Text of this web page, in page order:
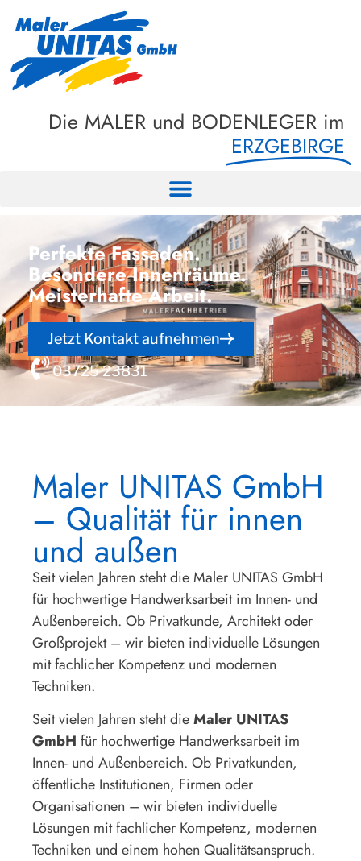
Die MALER und BODENLEGER im
ERZGEBIRGE
Perfekte Fassaden.
Besondere Innenräume.
Meisterhafte Arbeit.
Jetzt Kontakt aufnehmen
03725 23831
Maler UNITAS GmbH
– Qualität für innen
und außen
Seit vielen Jahren steht die Maler UNITAS GmbH
für hochwertige Handwerksarbeit im Innen- und
Außenbereich. Ob Privatkunde, Architekt oder
Großprojekt – wir bieten individuelle Lösungen
mit fachlicher Kompetenz und modernen
Techniken.
Seit vielen Jahren steht dieMaler UNITAS
GmbH für hochwertige Handwerksarbeit im
Innen- und Außenbereich. Ob Privatkunden,
öffentliche Institutionen, Firmen oder
Organisationen – wir bieten individuelle
Lösungen mit fachlicher Kompetenz, modernen
Techniken und einem hohen Qualitätsanspruch.